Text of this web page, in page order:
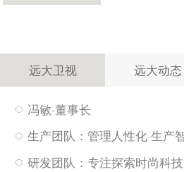
远大卫视 远大动态
冯敏·董事长
研发团队：专注探索时尚科技